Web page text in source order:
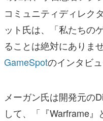
電ファミニコゲーマーとは？
運営：株式会社マレ
コミュニティディレク
ット氏は、「私たちの
ることは絶対にありま
GameSpotのインタビュ
メーガン氏は開発元の
して、「『Warframe